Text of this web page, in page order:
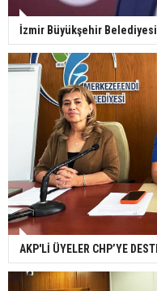
İzmir Büyükşehir
AKP'Lİ ÜYELER CHP’YE